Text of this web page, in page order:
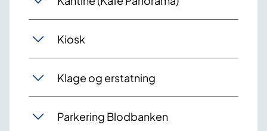
Kiosk
Klage og erstatning
Parkering Blodbanken